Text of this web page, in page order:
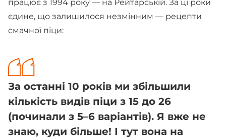
працює з 1994 року — на Рейтарській. За ці роки
єдине, що залишилося незмінним — рецепти
смачної піци:
За останні 10 років ми збільшили
кількість видів піци з 15 до 26
(починали з 5–6 варіантів). Я вже не
знаю, куди більше! І тут вона на